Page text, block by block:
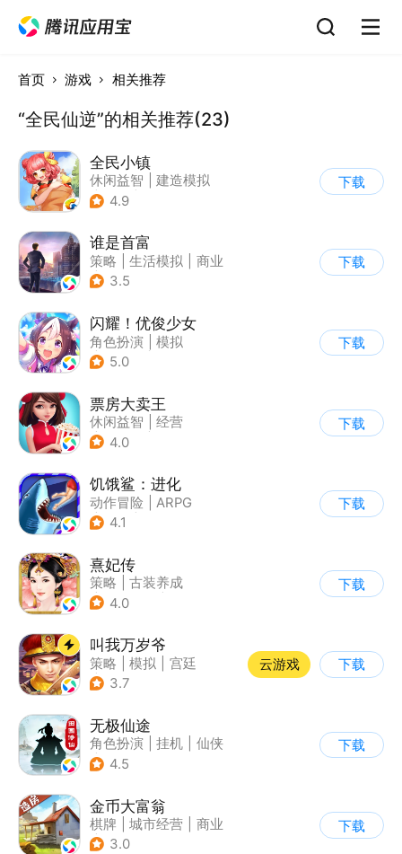
首页 游戏 相关推荐
“全民仙逆”的相关推荐(23)
全民小镇
休闲益智
建造模拟
| 卡通
4.9
下载
谁是首富
策略 生活模拟
商业
| 写实
3.5
下载
闪耀！优俊少女
角色扮演
模拟
| 女性向
5.0
下载
票房大卖王
休闲益智
经营
| 演艺圈
4.0
下载
饥饿鲨：进化
动作冒险
ARPG
| 冒险
4.1
下载
熹妃传
策略
古装养成
| 架空历史
4.0
下载
叫我万岁爷
策略 模拟
宫廷
| 剧情
3.7
云游戏 下载
无极仙途
角色扮演 挂机
仙侠
| 文字游戏
4.5
下载
金币大富翁
棋牌 城市经营
商业
| 脑洞
3.0
下载